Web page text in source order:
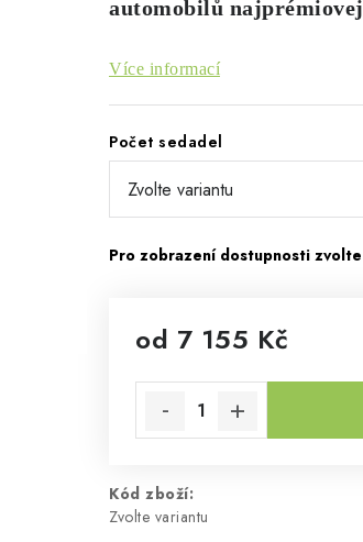
automobilů
Více informací
Počet sedadel
od 7 155 Kč
Kód zboží:
Zvolte variantu